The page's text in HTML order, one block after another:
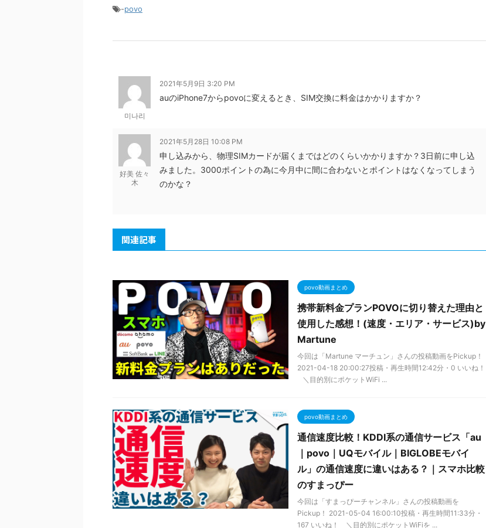
-povo
미나리
2021年5月9日 3:20 PM
auのiPhone7からpovoに変えるとき、SIM交換に料金はかかりますか？
好美 佐々
木
2021年5月28日 10:08 PM
申し込みから、物理SIMカードが届くまではどのくらいかかりますか？3日前に申し込
みました。3000ポイントの為に今月中に間に合わないとポイントはなくなってしまう
のかな？
関連記事
povo動画まとめ
携帯新料金プランPOVOに切り替えた理由と
使用した感想！(速度・エリア・サービス)by
Martune
今回は「Martune マーチュン」さんの投稿動画をPickup！
2021-04-18 20:00:27投稿・再生時間12:42分・0 いいね！
＼目的別にポケットWiFi ...
povo動画まとめ
通信速度比較！KDDI系の通信サービス「au
｜povo｜UQモバイル｜BIGLOBEモバイ
ル」の通信速度に違いはある？｜スマホ比較
のすまっぴー
今回は「すまっぴーチャンネル」さんの投稿動画を
Pickup！ 2021-05-04 16:00:10投稿・再生時間11:33分・
167 いいね！ ＼目的別にポケットWiFiを ...